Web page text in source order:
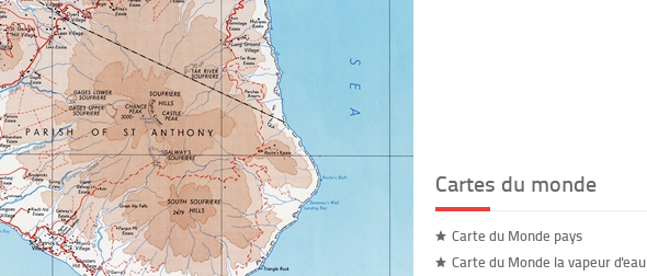
Cartes du monde
Carte du Monde pays
Carte du Monde la vapeur d'eau